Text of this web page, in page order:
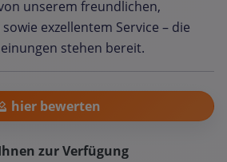
unserem freundlichen,
exzellentem Service – die
stehen bereit.
hier bewerten
zur Verfügung